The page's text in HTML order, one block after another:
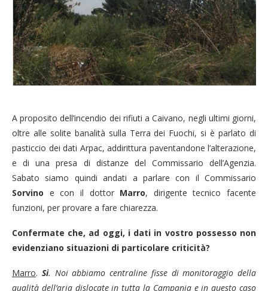
A proposito dell’incendio dei rifiuti a Caivano, negli ultimi giorni,
oltre alle solite banalità sulla Terra dei Fuochi, si è parlato di
pasticcio dei dati Arpac, addirittura paventandone l’alterazione,
e di una presa di distanze del Commissario dell’Agenzia.
Sabato siamo quindi andati a parlare con il Commissario
Sorvino e con il dottor Marro, dirigente tecnico facente
funzioni, per provare a fare chiarezza.
Confermate che, ad oggi, i dati in vostro possesso non
evidenziano situazioni di particolare criticità?
Marro. Si. Noi abbiamo centraline fisse di monitoraggio della
qualità dell’aria dislocate in tutta la Campania e in questo caso